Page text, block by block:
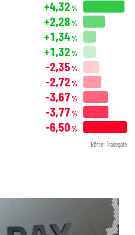
+4,32 %
+2,28 %
+1,34%
+1,32 %
-2,35 %
-2,72 %
-3,67 %
-3,77 %
-6,50 %
Börse: Tradegate